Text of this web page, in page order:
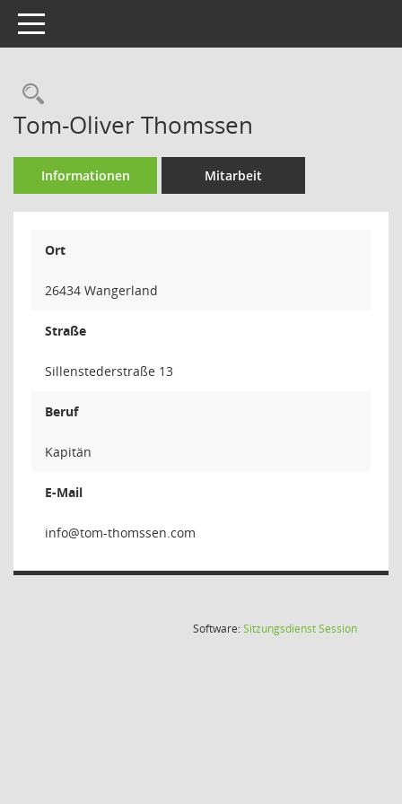
Toggle navigation
Rechercheauswahl
Tom-Oliver Thomssen
Informationen Mitarbeit
Ort
26434 Wangerland
Straße
Sillenstederstraße 13
Beruf
Kapitän
E-Mail
Software:SitzungsdienstSession(Wird in